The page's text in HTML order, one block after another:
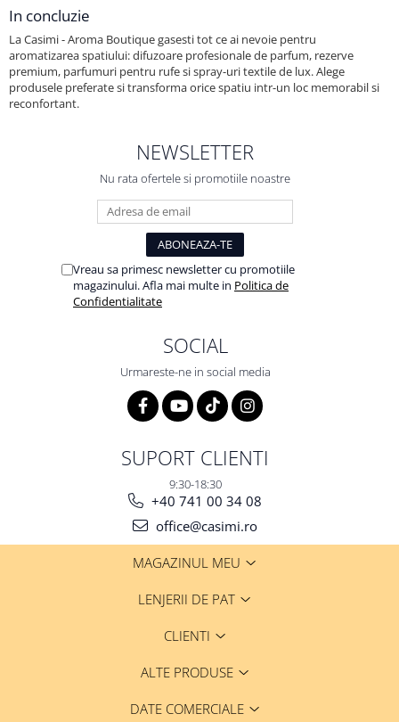
Set Lenjerie De Pat, 7 Piese, Cu
Pilota / Cuvertura Inclusa
Set Lenjerie De Pat Jacquard Regal,
11 Piese, Cuvertura Inclusa
Lenjerii Damasc Egiptean King Size
Lenjerii De Pat Damasc 1 Persoana
Lenjerii De Pat, Imprimeu 3D, 1
In concluzie
La Casimi - Aroma Boutique gasesti tot ce ai nevoie pentru
aromatizarea spatiului: difuzoare profesionale de parfum, rezerve
premium, parfumuri pentru rufe si spray-uri textile de lux. Alege
produsele preferate si transforma orice spatiu intr-un loc memorabil si
reconfortant.
NEWSLETTER
Nu rata ofertele si promotiile noastre
Vreau sa primesc newsletter cu promotiile
magazinului. Afla mai multe in Politica de
Confidentialitate
SOCIAL
Urmareste-ne in social media
SUPORT CLIENTI
9:30-18:30
+40 741 00 34 08
office@casimi.ro
MAGAZINUL MEU
LENJERII DE PAT
CLIENTI
ALTE PRODUSE
DATE COMERCIALE